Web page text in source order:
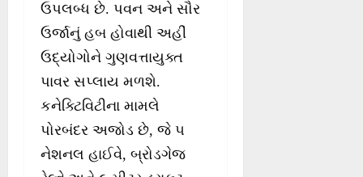
ઉપલબ્ધ છે. પવન અને સૌર
ઉર્જાનું હબ હોવાથી અહીં
ઉદ્યોગોને ગુણવત્તાયુક્ત
પાવર સપ્લાય મળશે.
કનેક્ટિવિટીના મામલે
પોરબંદર અજોડ છે, જે ૫
નેશનલ હાઈવે, બ્રોડગેજ